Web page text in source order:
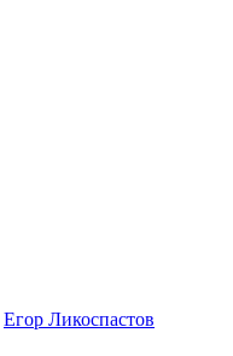
Егор Ликоспастов